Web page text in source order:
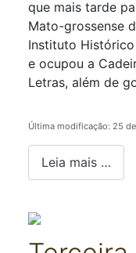
que mais tarde
Mato-grossense
Instituto
e ocupou a
Letras, além de
Última modificação: 25
Leia mais …